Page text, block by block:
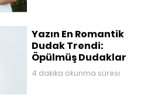
Yazın En Romantik
Dudak Trendi:
Öpülmüş Dudaklar
4 dakika okunma süresi